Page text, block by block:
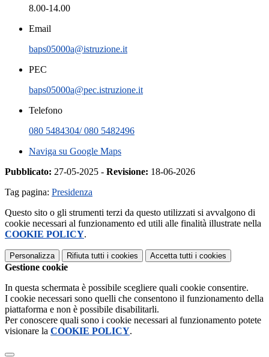
8.00-14.00
Email
baps05000a@istruzione.it
PEC
baps05000a@pec.istruzione.it
Telefono
080 5484304/ 080 5482496
Naviga su Google Maps
Pubblicato: 27-05-2025 - Revisione: 18-06-2026
Tag pagina: Presidenza
Questo sito o gli strumenti terzi da questo utilizzati si avvalgono di
cookie necessari al funzionamento ed utili alle finalità illustrate nella
COOKIE POLICY.
Personalizza Rifiuta tutti i cookies Accetta tutti i cookies
Gestione cookie
In questa schermata è possibile scegliere quali cookie consentire.
I cookie necessari sono quelli che consentono il funzionamento della
piattaforma e non è possibile disabilitarli.
Per conoscere quali sono i cookie necessari al funzionamento potete
visionare la COOKIE POLICY.